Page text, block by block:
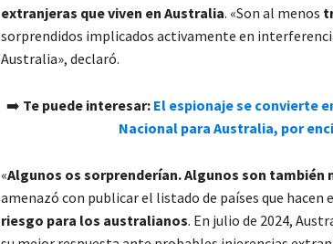
extranjeras que viven en Australia. «Son al menos
sorprendidos implicados activamente en
Australia», declaró.
➡️ Te puede interesar: El espionaje se convierte
Nacional para Australia, por
«Algunos os sorprenderían. Algunos son también
amenazó con publicar el listado de países que hacen
riesgo para los australianos. En julio de 2024,